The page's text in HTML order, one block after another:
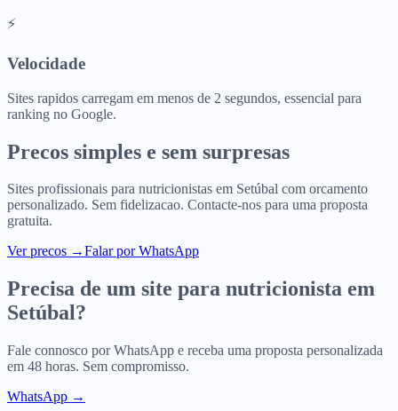
⚡
Velocidade
Sites rapidos carregam em menos de 2 segundos, essencial para
ranking no Google.
Precos simples e sem surpresas
Sites profissionais para nutricionistas em Setúbal com orcamento
personalizado. Sem fidelizacao. Contacte-nos para uma proposta
gratuita.
Ver precos →Falar por WhatsApp
Precisa de um site para nutricionista em
Setúbal?
Fale connosco por WhatsApp e receba uma proposta personalizada
em 48 horas. Sem compromisso.
WhatsApp →